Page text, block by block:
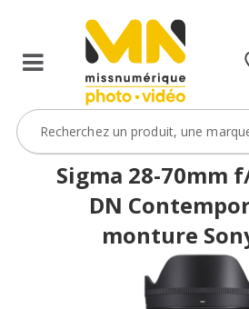
le
ObjectifFiltre5
VOIR L'OFFRE
Sigma 28-70mm
DN
monture